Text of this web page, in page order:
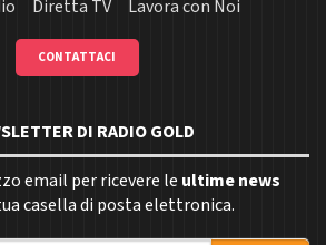
Diretta TV Lavora con Noi
CONTATTACI
DI RADIO GOLD
email per ricevere le ultime news
casella di posta elettronica.